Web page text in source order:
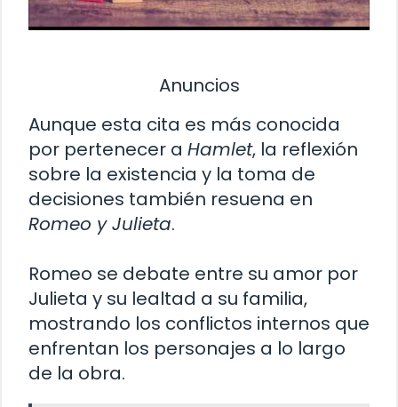
Anuncios
Aunque esta cita es más conocida
por pertenecer a Hamlet, la reflexión
sobre la existencia y la toma de
decisiones también resuena en
Romeo y Julieta.
Romeo se debate entre su amor por
Julieta y su lealtad a su familia,
mostrando los conflictos internos que
enfrentan los personajes a lo largo
de la obra.